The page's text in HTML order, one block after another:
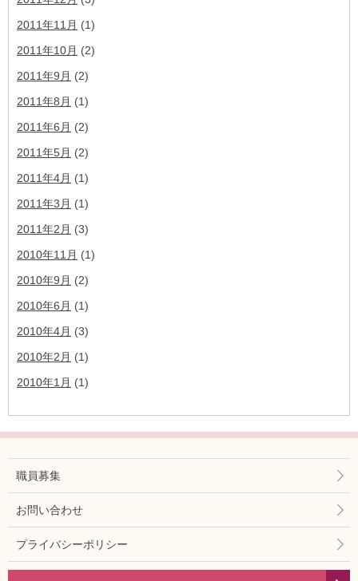
2011年11月 (1)
2011年10月 (2)
2011年9月 (2)
2011年8月 (1)
2011年6月 (2)
2011年5月 (2)
2011年4月 (1)
2011年3月 (1)
2011年2月 (3)
2010年11月 (1)
2010年9月 (2)
2010年6月 (1)
2010年4月 (3)
2010年2月 (1)
2010年1月 (1)
職員募集
お問い合わせ
プライバシーポリシー